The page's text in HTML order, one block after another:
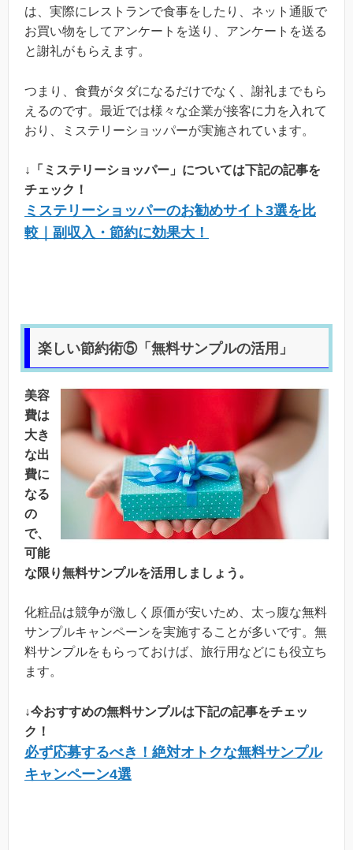
は、実際にレストランで食事をしたり、ネット通販で
お買い物をしてアンケートを送り、アンケートを送る
と謝礼がもらえます。
つまり、食費がタダになるだけでなく、謝礼までもら
えるのです。最近では様々な企業が接客に力を入れて
おり、ミステリーショッパーが実施されています。
↓「ミステリーショッパー」については下記の記事を
チェック！
ミステリーショッパーのお勧めサイト3選を比
較｜副収入・節約に効果大！
楽しい節約術⑤「無料サンプルの活用」
美容
費は
大き
な出
費に
なる
の
で、
可能
な限り無料サンプルを活用しましょう。
化粧品は競争が激しく原価が安いため、太っ腹な無料
サンプルキャンペーンを実施することが多いです。無
料サンプルをもらっておけば、旅行用などにも役立ち
ます。
↓今おすすめの無料サンプルは下記の記事をチェッ
ク！
必ず応募するべき！絶対オトクな無料サンプル
キャンペーン4選